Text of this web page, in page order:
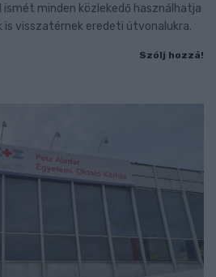
minden közlekedő használhatja
visszatérnek eredeti útvonalukra.
Szólj hozzá!